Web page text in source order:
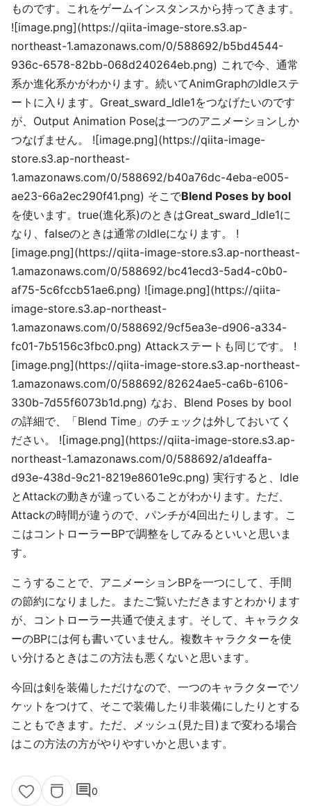
ものです。これをゲームインスタンスから持ってきます。
![image.png](https://qiita-image-store.s3.ap-
northeast-1.amazonaws.com/0/588692/b5bd4544-
936c-6578-82bb-068d240264eb.png) これで今、通常
系か進化系かがわかります。続いてAnimGraphのIdleステ
ートに入ります。Great_sward_Idle1をつなげたいのです
が、Output Animation Poseは一つのアニメーションしか
つなげません。 ![image.png](https://qiita-image-
store.s3.ap-northeast-
1.amazonaws.com/0/588692/b40a76dc-4eba-e005-
ae23-66a2ec290f41.png) そこでBlend Poses by bool
を使います。true(進化系)のときはGreat_sward_Idle1に
なり、falseのときは通常のIdleになります。 !
[image.png](https://qiita-image-store.s3.ap-northeast-
1.amazonaws.com/0/588692/bc41ecd3-5ad4-c0b0-
af75-5c6fccb51ae6.png) ![image.png](https://qiita-
image-store.s3.ap-northeast-
1.amazonaws.com/0/588692/9cf5ea3e-d906-a334-
fc01-7b5156c3fbc0.png) Attackステートも同じです。 !
[image.png](https://qiita-image-store.s3.ap-northeast-
1.amazonaws.com/0/588692/82624ae5-ca6b-6106-
330b-7d55f6073b1d.png) なお、Blend Poses by bool
の詳細で、「Blend Time」のチェックは外しておいてく
ださい。 ![image.png](https://qiita-image-store.s3.ap-
northeast-1.amazonaws.com/0/588692/a1deaffa-
d93e-438d-9c21-8219e8601e9c.png) 実行すると、Idle
とAttackの動きが違っていることがわかります。ただ、
Attackの時間が違うので、パンチが4回出たりします。こ
こはコントローラーBPで調整をしてみるといいと思いま
す。
こうすることで、アニメーションBPを一つにして、手間
の節約になりました。またご覧いただきますとわかります
が、コントローラー共通で使えます。そして、キャラクタ
ーのBPには何も書いていません。複数キャラクターを使
い分けるときはこの方法も悪くないと思います。
今回は剣を装備しただけなので、一つのキャラクターでソ
ケットをつけて、そこで装備したり非装備にしたりとする
こともできます。ただ、メッシュ(見た目)まで変わる場合
はこの方法の方がやりやすいかと思います。
comment0